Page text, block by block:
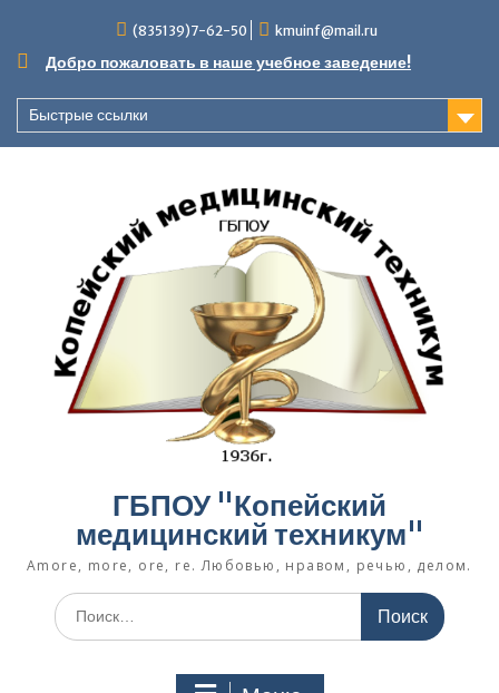
содержимому
(835139)7-62-50 kmuinf@mail.ru
Добро пожаловать в наше учебное заведение!
Быстрые ссылки
ГБПОУ "Копейский
медицинский техникум"
Amore, more, ore, re. Любовью, нравом, речью, делом.
Поиск
по: